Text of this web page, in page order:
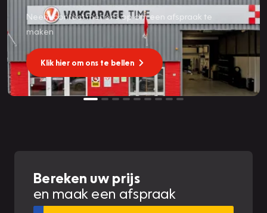
Neem contact met ons op om een afspraak te
maken
Klik hier om ons te bellen
Bereken uw prijs
en maak een afspraak